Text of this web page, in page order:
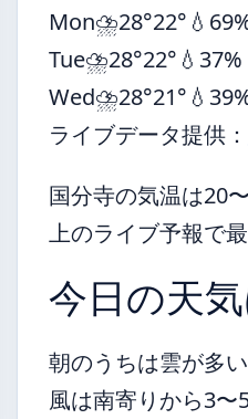
Mon⛈️28°22°
Tue⛈️28°22° 💧37%
Wed⛈️28°21°
ライブデータ提供：
国分寺の気温は20
上のライブ予報で
今日の天
朝のうちは雲が多
風は南寄りから3〜